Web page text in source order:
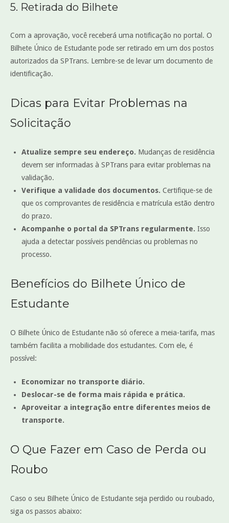
5. Retirada do Bilhete
Com a aprovação, você receberá uma notificação no portal. O
Bilhete Único de Estudante pode ser retirado em um dos postos
autorizados da SPTrans. Lembre-se de levar um documento de
identificação.
Dicas para Evitar Problemas na
Solicitação
Atualize sempre seu endereço. Mudanças de residência
devem ser informadas à SPTrans para evitar problemas na
validação.
Verifique a validade dos documentos. Certifique-se de
que os comprovantes de residência e matrícula estão dentro
do prazo.
Acompanhe o portal da SPTrans regularmente. Isso
ajuda a detectar possíveis pendências ou problemas no
processo.
Benefícios do Bilhete Único de
Estudante
O Bilhete Único de Estudante não só oferece a meia-tarifa, mas
também facilita a mobilidade dos estudantes. Com ele, é
possível:
Economizar no transporte diário.
Deslocar-se de forma mais rápida e prática.
Aproveitar a integração entre diferentes meios de
transporte.
O Que Fazer em Caso de Perda ou
Roubo
Caso o seu Bilhete Único de Estudante seja perdido ou roubado,
siga os passos abaixo: